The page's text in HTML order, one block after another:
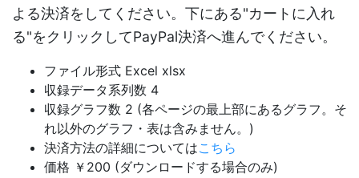
よる決済をしてください。下にある"カートに入れ
る"をクリックしてPayPal決済へ進んでください。
ファイル形式 Excel xlsx
収録データ系列数 4
収録グラフ数 2 (各ページの最上部にあるグラフ。そ
れ以外のグラフ・表は含みません。)
決済方法の詳細についてはこちら
価格 ￥200 (ダウンロードする場合のみ)